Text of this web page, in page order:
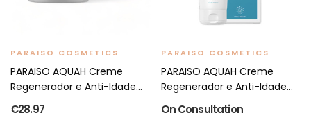
PARAISO COSMETICS
PARAISO AQUAH Creme
Regenerador e Anti-Idade
50ml
€28.97
PARAISO COSMETICS
PARAISO AQUAH Creme
Regenerador e Anti-Idade
On Consultation